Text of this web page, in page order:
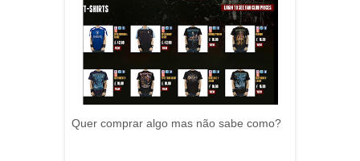
Quer comprar algo mas não sabe como?